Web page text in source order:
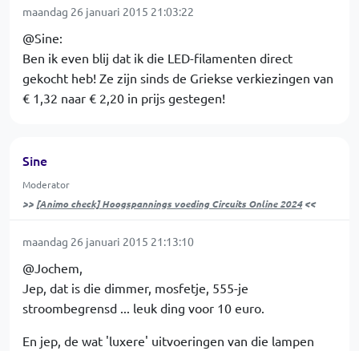
maandag 26 januari 2015 21:03:22
@Sine:
Ben ik even blij dat ik die LED-filamenten direct
gekocht heb! Ze zijn sinds de Griekse verkiezingen van
€ 1,32 naar € 2,20 in prijs gestegen!
Sine
Moderator
>> [Animo check] Hoogspannings voeding Circuits Online 2024<<
maandag 26 januari 2015 21:13:10
@Jochem,
Jep, dat is die dimmer, mosfetje, 555-je
stroombegrensd ... leuk ding voor 10 euro.
En jep, de wat 'luxere' uitvoeringen van die lampen